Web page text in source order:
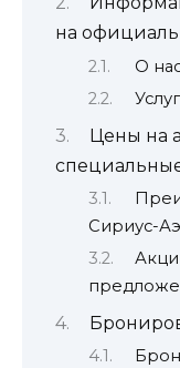
на
О
Цены на
Сириус-